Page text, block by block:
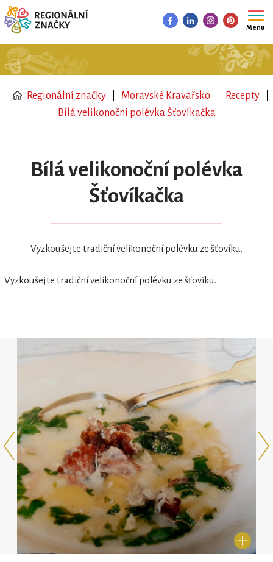
Menu
Regionální značky Moravské Kravařsko
Recepty
Bílá velikonoční polévka Šťovíkačka
Bílá velikonoční polévka
Šťovíkačka
Vyzkoušejte tradiční velikonoční polévku ze šťovíku.
Vyzkoušejte tradiční velikonoční polévku ze šťovíku.